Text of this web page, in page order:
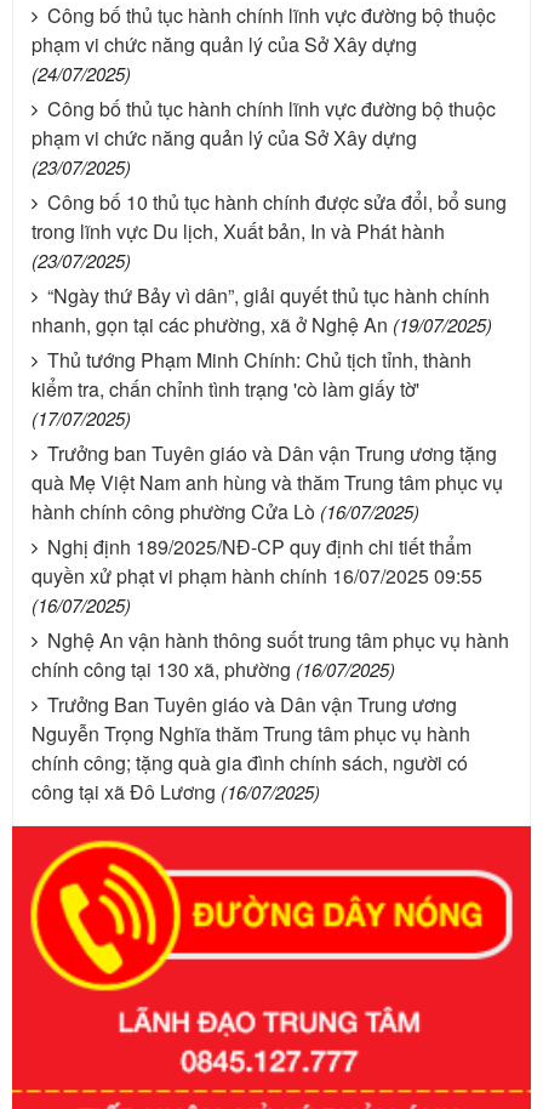
Công bố thủ tục hành chính lĩnh vực đường bộ thuộc
phạm vi chức năng quản lý của Sở Xây dựng
(24/07/2025)
Công bố thủ tục hành chính lĩnh vực đường bộ thuộc
phạm vi chức năng quản lý của Sở Xây dựng
(23/07/2025)
Công bố 10 thủ tục hành chính được sửa đổi, bổ sung
trong lĩnh vực Du lịch, Xuất bản, In và Phát hành
(23/07/2025)
“Ngày thứ Bảy vì dân”, giải quyết thủ tục hành chính
nhanh, gọn tại các phường, xã ở Nghệ An (19/07/2025)
Thủ tướng Phạm Minh Chính: Chủ tịch tỉnh, thành
kiểm tra, chấn chỉnh tình trạng 'cò làm giấy tờ'
(17/07/2025)
Trưởng ban Tuyên giáo và Dân vận Trung ương tặng
quà Mẹ Việt Nam anh hùng và thăm Trung tâm phục vụ
hành chính công phường Cửa Lò (16/07/2025)
Nghị định 189/2025/NĐ-CP quy định chi tiết thẩm
quyền xử phạt vi phạm hành chính 16/07/2025 09:55
(16/07/2025)
Nghệ An vận hành thông suốt trung tâm phục vụ hành
chính công tại 130 xã, phường (16/07/2025)
Trưởng Ban Tuyên giáo và Dân vận Trung ương
Nguyễn Trọng Nghĩa thăm Trung tâm phục vụ hành
chính công; tặng quà gia đình chính sách, người có
công tại xã Đô Lương (16/07/2025)